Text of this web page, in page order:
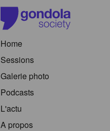
Home
Sessions
Galerie photo
Podcasts
L'actu
A propos